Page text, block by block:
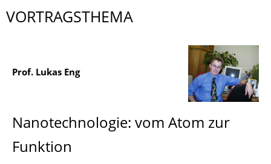
VORTRAGSTHEMA
Prof. Lukas Eng
Nanotechnologie: vom Atom zur
Funktion